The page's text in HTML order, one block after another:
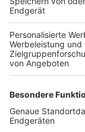
TOP-VEREINE
TOP-